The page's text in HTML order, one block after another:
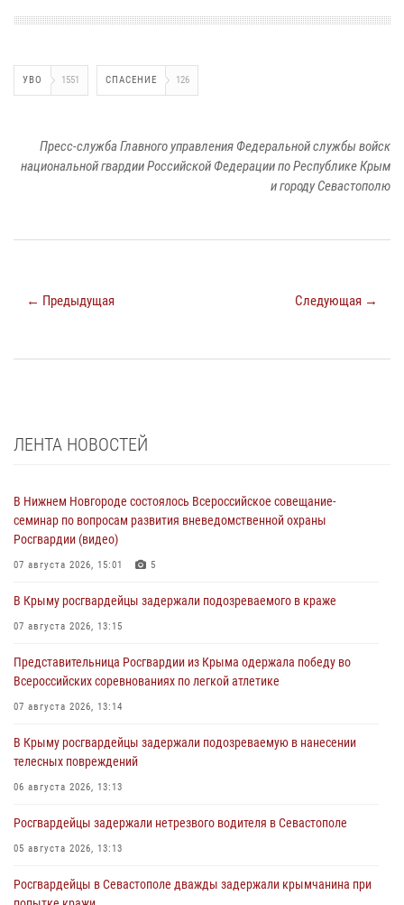
УВО 1551 СПАСЕНИЕ 126
Пресс-служба Главного управления Федеральной службы войск
национальной гвардии Российской Федерации по Республике Крым
и городу Севастополю
← Предыдущая Следующая →
ЛЕНТА НОВОСТЕЙ
В Нижнем Новгороде состоялось Всероссийское совещание-
семинар по вопросам развития вневедомственной охраны
Росгвардии (видео)
07 августа 2026, 15:01 5
В Крыму росгвардейцы задержали подозреваемого в краже
07 августа 2026, 13:15
Представительница Росгвардии из Крыма одержала победу во
Всероссийских соревнованиях по легкой атлетике
07 августа 2026, 13:14
В Крыму росгвардейцы задержали подозреваемую в нанесении
телесных повреждений
06 августа 2026, 13:13
Росгвардейцы задержали нетрезвого водителя в Севастополе
05 августа 2026, 13:13
Росгвардейцы в Севастополе дважды задержали крымчанина при